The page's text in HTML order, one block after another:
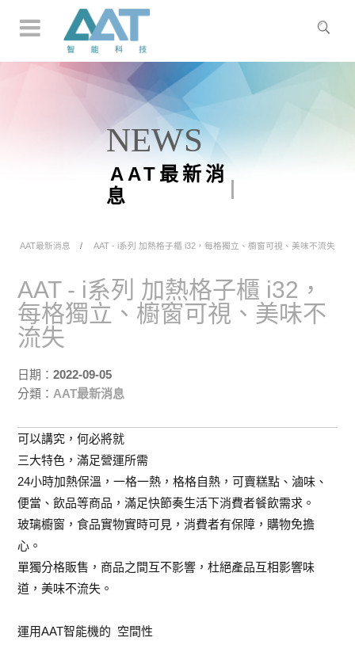
NEWS
AAT最新消
息
AAT最新消息 AAT - i系列 加熱格子櫃 i32，每格獨立、櫥窗可視、美味不流失
AAT - i系列 加熱格子櫃 i32，
每格獨立、櫥窗可視、美味不
流失
日期：2022-09-05
分類：AAT最新消息
可以講究，何必將就
三大特色，滿足營運所需
24小時加熱保溫，一格一熱，格格自熱，可賣糕點、滷味、
便當、飲品等商品，滿足快節奏生活下消費者餐飲需求。
玻璃櫥窗，食品實物實時可見，消費者有保障，購物免擔
心。
單獨分格販售，商品之間互不影響，杜絕產品互相影響味
道，美味不流失。
運用AAT智能機的 空間性